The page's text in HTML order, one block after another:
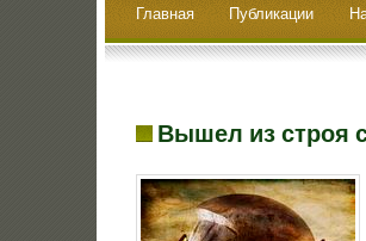
Главная Публикации
Вышел из строя